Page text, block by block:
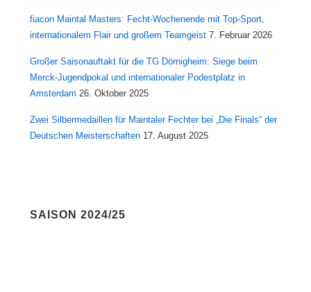
fiacon Maintal Masters: Fecht-Wochenende mit Top-Sport,
internationalem Flair und großem Teamgeist 7. Februar 2026
Großer Saisonauftakt für die TG Dörnigheim: Siege beim
Merck-Jugendpokal und internationaler Podestplatz in
Amsterdam 26. Oktober 2025
Zwei Silbermedaillen für Maintaler Fechter bei „Die Finals“ der
Deutschen Meisterschaften 17. August 2025
SAISON 2024/25